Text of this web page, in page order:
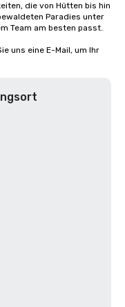
die von Hütten bis hin
Paradies unter
Team am besten passt.
uns eine E-Mail, um Ihr